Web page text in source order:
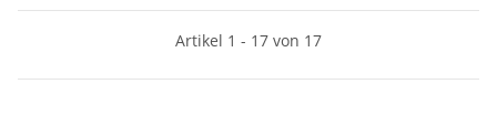
Artikel 1 - 17 von 17